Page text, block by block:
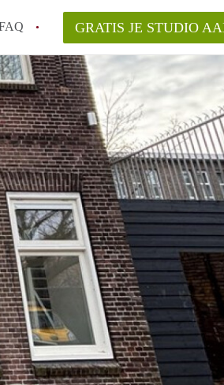
op een Studio in Groningen?
GRATIS JE STUDIO